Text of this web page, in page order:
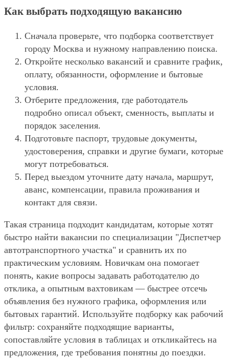
Как выбрать подходящую вакансию
Сначала проверьте, что подборка соответствует
городу Москва и нужному направлению поиска.
Откройте несколько вакансий и сравните график,
оплату, обязанности, оформление и бытовые
условия.
Отберите предложения, где работодатель
подробно описал объект, сменность, выплаты и
порядок заселения.
Подготовьте паспорт, трудовые документы,
удостоверения, справки и другие бумаги, которые
могут потребоваться.
Перед выездом уточните дату начала, маршрут,
аванс, компенсации, правила проживания и
контакт для связи.
Такая страница подходит кандидатам, которые хотят
быстро найти вакансии по специализации "Диспетчер
автотранспортного участка" и сравнить их по
практическим условиям. Новичкам она помогает
понять, какие вопросы задавать работодателю до
отклика, а опытным вахтовикам — быстрее отсечь
объявления без нужного графика, оформления или
бытовых гарантий. Используйте подборку как рабочий
фильтр: сохраняйте подходящие варианты,
сопоставляйте условия в таблицах и откликайтесь на
предложения, где требования понятны до поездки.